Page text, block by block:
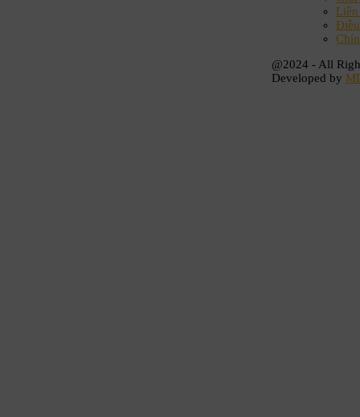
@2024 - All
Developed by